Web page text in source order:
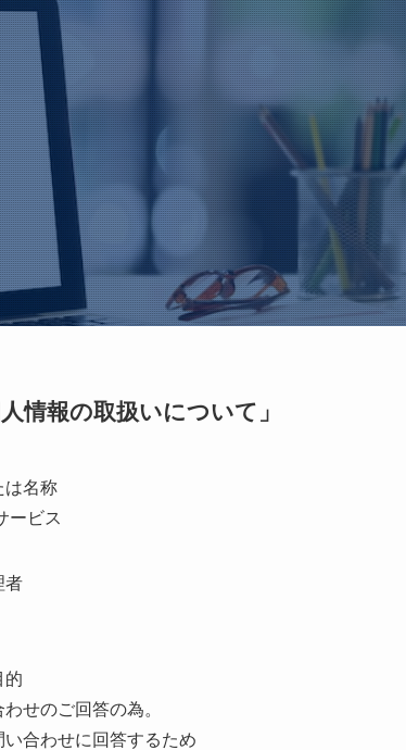
情報の取扱いについて」
は名称
ービス
者
的
せのご回答の為。
合わせに回答するため